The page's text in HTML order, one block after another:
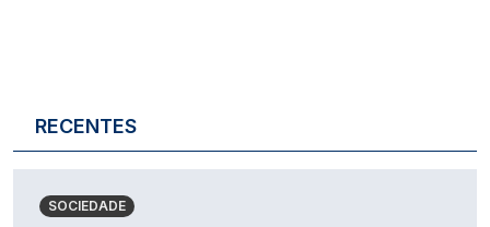
RECENTES
SOCIEDADE